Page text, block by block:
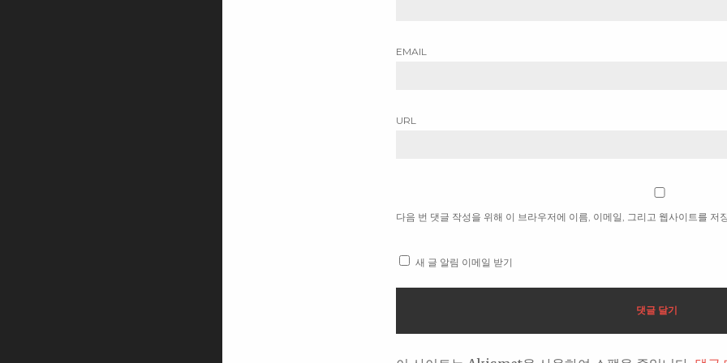
EMAIL
URL
다음 번 댓글 작성을 위해 이 브라우저에 이름, 이메일, 그리고 웹사이트를 저
새 글 알림 이메일 받기